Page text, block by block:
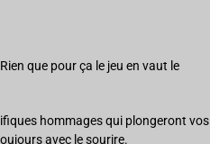
que pour ça le jeu en vaut le
hommages qui plongeront vos
avec le sourire.